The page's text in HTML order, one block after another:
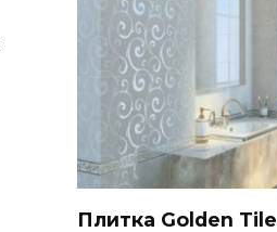
Плитка Golden Tile